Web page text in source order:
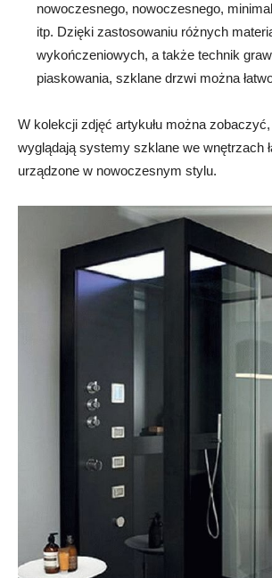
nowoczesnego, nowoczesnego,
itp. Dzięki zastosowaniu różnych
wykończeniowych, a także technik
piaskowania, szklane drzwi można
W kolekcji zdjęć artykułu można
wyglądają systemy szklane we wnętrzach
urządzone w nowoczesnym stylu.